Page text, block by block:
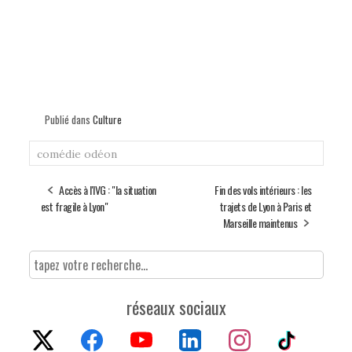
Publié dans Culture
comédie odéon
Accès à l'IVG : "la situation
est fragile à Lyon"
Fin des vols intérieurs : les
trajets de Lyon à Paris et
Marseille maintenus
réseaux sociaux